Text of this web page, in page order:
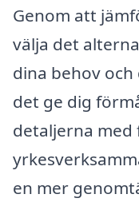
Genom att
välja det
dina behov
det ge dig
detaljerna med
en mer